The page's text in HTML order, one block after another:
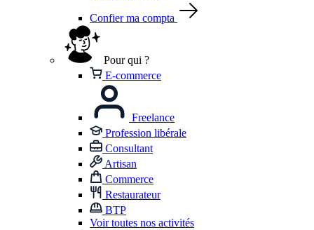
Confier ma compta
Pour qui ?
E-commerce
Freelance
Profession libérale
Consultant
Artisan
Commerce
Restaurateur
BTP
Voir toutes nos activités